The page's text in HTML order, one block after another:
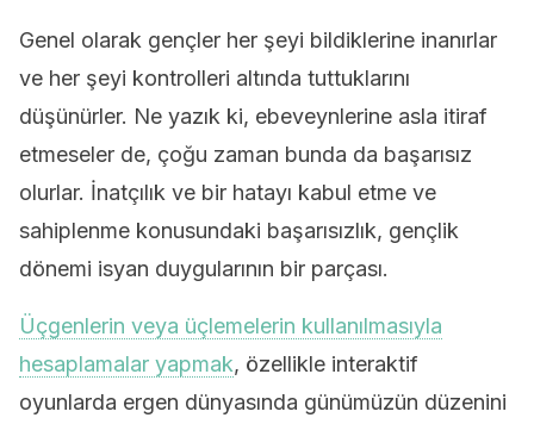
Genel olarak gençler her şeyi bildiklerine inanırlar
ve her şeyi kontrolleri altında tuttuklarını
düşünürler. Ne yazık ki, ebeveynlerine asla itiraf
etmeseler de, çoğu zaman bunda da başarısız
olurlar. İnatçılık ve bir hatayı kabul etme ve
sahiplenme konusundaki başarısızlık, gençlik
dönemi isyan duygularının bir parçası.
Üçgenlerin veya üçlemelerin kullanılmasıyla
hesaplamalar yapmak, özellikle interaktif
oyunlarda ergen dünyasında günümüzün düzenini